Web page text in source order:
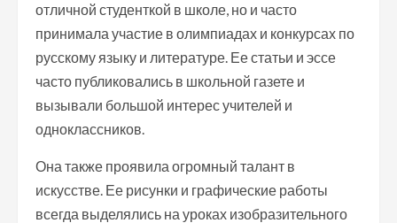
отличной студенткой в школе, но и часто
принимала участие в олимпиадах и конкурсах по
русскому языку и литературе. Ее статьи и эссе
часто публиковались в школьной газете и
вызывали большой интерес учителей и
одноклассников.
Она также проявила огромный талант в
искусстве. Ее рисунки и графические работы
всегда выделялись на уроках изобразительного